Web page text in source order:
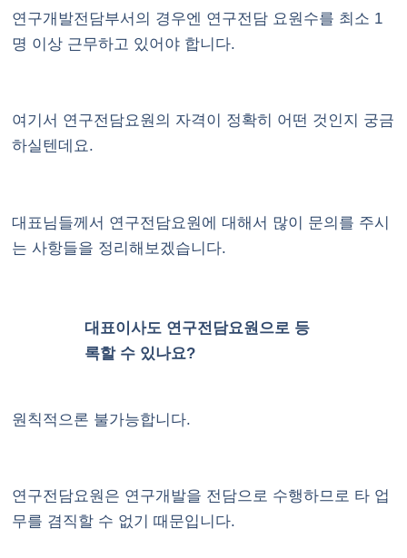
연구개발전담부서의 경우엔 연구전담 요원수를 최소 1
명 이상 근무하고 있어야 합니다.
여기서 연구전담요원의 자격이 정확히 어떤 것인지 궁금
하실텐데요.
대표님들께서 연구전담요원에 대해서 많이 문의를 주시
는 사항들을 정리해보겠습니다.
대표이사도 연구전담요원으로 등
록할 수 있나요?
원칙적으론 불가능합니다.
연구전담요원은 연구개발을 전담으로 수행하므로 타 업
무를 겸직할 수 없기 때문입니다.